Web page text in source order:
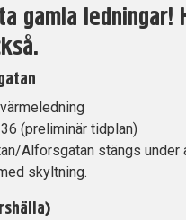
gamla ledningar!
(preliminär tidplan)
Alforsgatan stängs under
skyltning.